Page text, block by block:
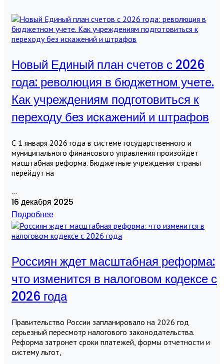
Новый Единый план счетов с 2026
года: революция в бюджетном учете.
Как учреждениям подготовиться к
переходу без искажений и штрафов
С 1 января 2026 года в системе государственного и
муниципального финансового управления произойдет
масштабная реформа. Бюджетные учреждения страны
перейдут на
...
16 декабря 2025
Подробнее
Россиян ждет масштабная реформа:
что изменится в налоговом кодексе с
2026 года
Правительство России запланировало на 2026 год
серьезный пересмотр налогового законодательства.
Реформа затронет сроки платежей, формы отчетности и
систему льгот,